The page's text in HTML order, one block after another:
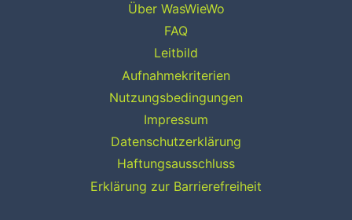
Über WasWieWo
FAQ
Leitbild
Aufnahmekriterien
Nutzungsbedingungen
Impressum
Datenschutzerklärung
Haftungsausschluss
Erklärung zur Barrierefreiheit